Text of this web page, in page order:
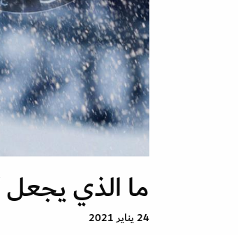
ما الذي
24 يناير 2021